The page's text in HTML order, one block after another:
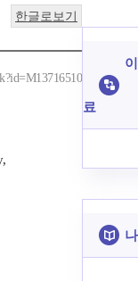
한글로보기
료